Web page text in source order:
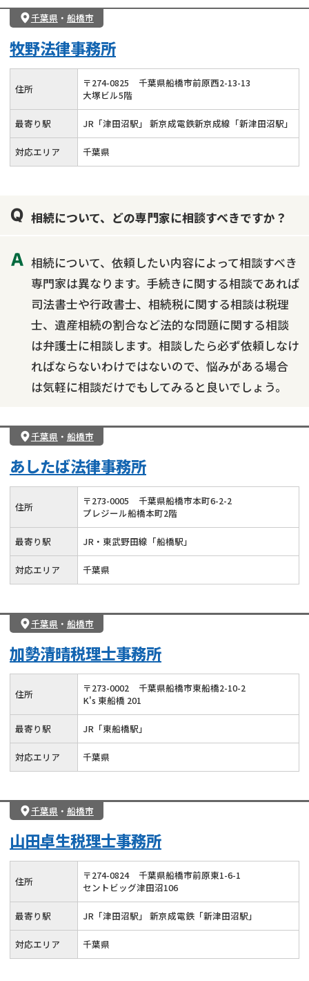
千葉県 ・ 船橋市
牧野法律事務所
住所 〒274-0825
千葉県船橋市前原西2-13-13
大塚ビル5階
最寄り駅 JR「津田沼駅」 新京成電鉄新京成線「新津田沼駅」
対応エリア 千葉県
相続について、どの専門家に相談すべきですか？
相続について、依頼したい内容によって相談すべき
専門家は異なります。手続きに関する相談であれば
司法書士や行政書士、相続税に関する相談は税理
士、遺産相続の割合など法的な問題に関する相談
は弁護士に相談します。相談したら必ず依頼しなけ
ればならないわけではないので、悩みがある場合
は気軽に相談だけでもしてみると良いでしょう。
千葉県 ・ 船橋市
あしたば法律事務所
住所 〒273-0005
千葉県船橋市本町6-2-2
プレジール船橋本町2階
最寄り駅 JR・東武野田線「船橋駅」
対応エリア 千葉県
千葉県 ・ 船橋市
加勢清晴税理士事務所
住所 〒273-0002
千葉県船橋市東船橋2-10-2
K's 東船橋 201
最寄り駅 JR「東船橋駅」
対応エリア 千葉県
千葉県 ・ 船橋市
山田卓生税理士事務所
住所 〒274-0824
千葉県船橋市前原東1-6-1
セントビッグ津田沼106
最寄り駅 JR「津田沼駅」 新京成電鉄「新津田沼駅」
対応エリア 千葉県